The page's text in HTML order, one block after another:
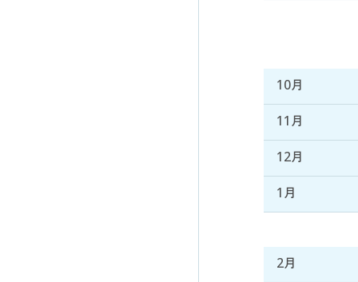
10月
11月
12月
1月
2月